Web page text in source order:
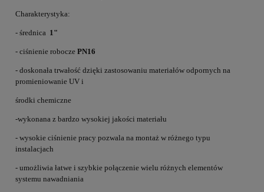
Charakterystyka:
- średnica 1"
- ciśnienie robocze PN16
- doskonała trwałość dzięki zastosowaniu materiałów odpornych na
promieniowanie UV i
środki chemiczne
-wykonana z bardzo wysokiej jakości materiału
- wysokie ciśnienie pracy pozwala na montaż w różnego typu
instalacjach
- umożliwia łatwe i szybkie połączenie wielu różnych elementów
systemu nawadniania